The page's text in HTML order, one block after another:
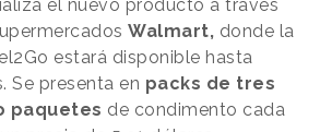
el nuevo producto a través
Walmart, donde la
estará disponible hasta
Se presenta en packs de tres
paquetes de condimento cada